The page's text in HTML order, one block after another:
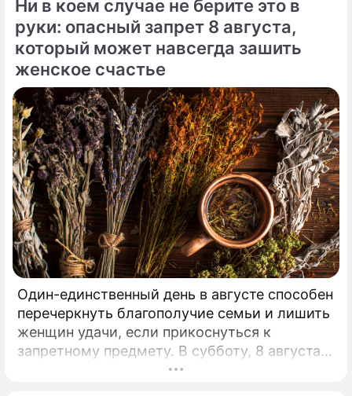
Ни в коем случае не берите это в
руки: опасный запрет 8 августа,
который может навсегда зашить
женское счастье
Один-единственный день в августе способен
перечеркнуть благополучие семьи и лишить
женщин удачи, если прикоснуться к
запретному предмету. В субботу, 8 августа,
православная церковь молитвенно чтит